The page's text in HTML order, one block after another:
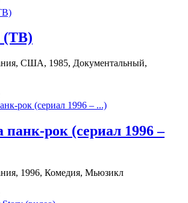
(ТВ)
США, 1985, Документальный,
панк-рок (сериал 1996 –
1996, Комедия, Мьюзикл